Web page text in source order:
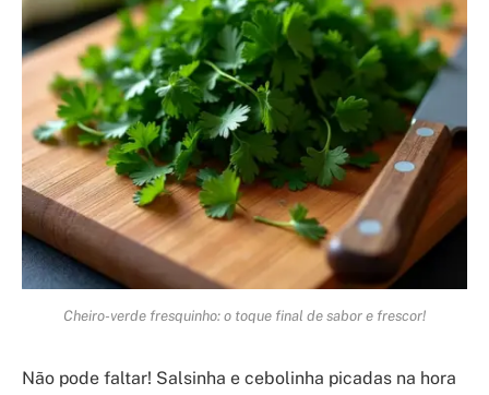
Cheiro-verde fresquinho: o toque final de sabor e frescor!
Não pode faltar! Salsinha e cebolinha picadas na hora